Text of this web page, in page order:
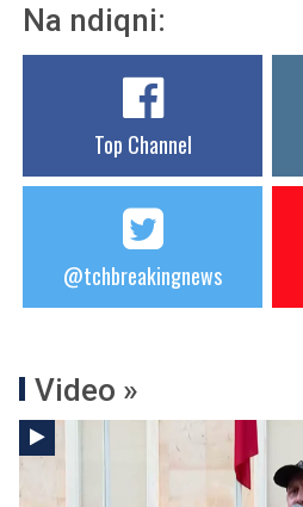
Na ndiqni:
Top Channel
@tchbreakingnews
Video »